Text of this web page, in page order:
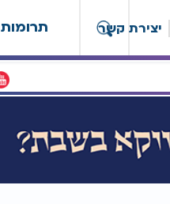
תרומות יצירת קשר